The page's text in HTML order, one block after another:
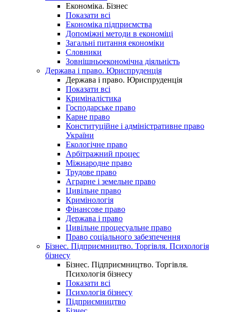
Економіка. Бізнес
Показати всі
Економіка підприємства
Допоміжні методи в економіці
Загальні питання економіки
Словники
Зовнішньоекономічна діяльність
Держава і право. Юриспруденція
Держава і право. Юриспруденція
Показати всі
Криміналістика
Господарське право
Карне право
Конституційне і адміністративне право
України
Екологічне право
Арбітражний процес
Міжнародне право
Трудове право
Аграрне і земельне право
Цивільне право
Кримінологія
Фінансове право
Держава і право
Цивільне процесуальне право
Право соціального забезпечення
Бізнес. Підприємництво. Торгівля. Психологія
бізнесу
Бізнес. Підприємництво. Торгівля.
Психологія бізнесу
Показати всі
Психологія бізнесу
Підприємництво